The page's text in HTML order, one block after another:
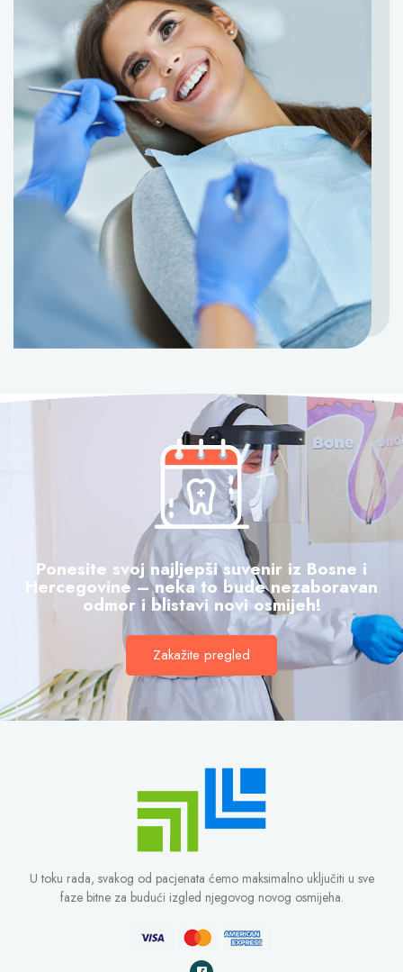
Ponesite svoj najljepši suvenir iz Bosne i
Hercegovine – neka to bude nezaboravan
odmor i blistavi novi osmijeh!
Zakažite pregled
U toku rada, svakog od pacjenata ćemo maksimalno uključiti u sve
faze bitne za budući izgled njegovog novog osmijeha.